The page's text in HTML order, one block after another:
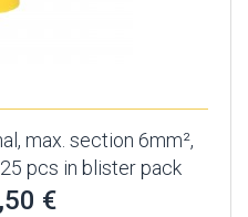
max. section 6mm²,
pcs in blister pack
€